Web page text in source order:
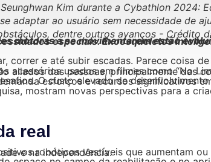
Kim durante a Cybathlon
adaptar ao usuário sem necessidade de
dentre outros avanços - Crédito
Joe” (2009) ou “RoboCop” (1987). Na vida real eles não costumam ter armas. São aliados
Além disso, a personalização necessária para diferentes perfis biomecânicos demanda esforços e
real
promovem uma revolução na mobilidade e na independência.